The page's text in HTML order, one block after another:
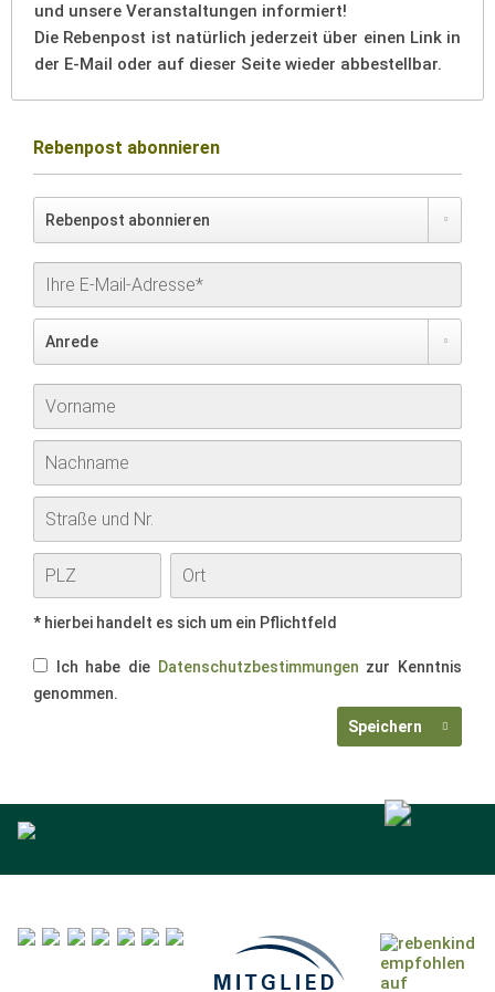
und unsere Veranstaltungen informiert!
Die Rebenpost ist natürlich jederzeit über einen Link in
der E-Mail oder auf dieser Seite wieder abbestellbar.
Rebenpost abonnieren
* hierbei handelt es sich um ein Pflichtfeld
Ich habe die Datenschutzbestimmungen zur Kenntnis
genommen.
Speichern